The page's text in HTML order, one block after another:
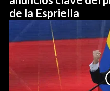
de la Espriella